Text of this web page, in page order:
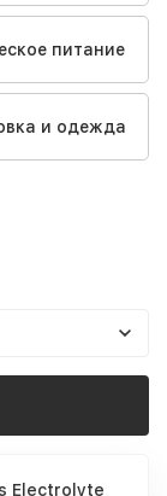
питание
и одежда
Electrolyte